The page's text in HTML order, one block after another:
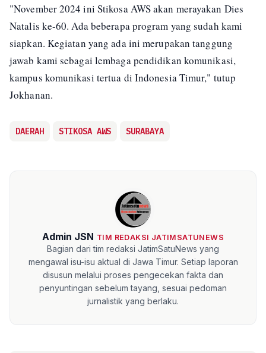
"November 2024 ini Stikosa AWS akan merayakan Dies
Natalis ke-60. Ada beberapa program yang sudah kami
siapkan. Kegiatan yang ada ini merupakan tanggung
jawab kami sebagai lembaga pendidikan komunikasi,
kampus komunikasi tertua di Indonesia Timur," tutup
Jokhanan.
DAERAH STIKOSA AWS SURABAYA
Admin JSN TIM REDAKSI JATIMSATUNEWS
Bagian dari tim redaksi JatimSatuNews yang
mengawal isu-isu aktual di Jawa Timur. Setiap laporan
disusun melalui proses pengecekan fakta dan
penyuntingan sebelum tayang, sesuai pedoman
jurnalistik yang berlaku.